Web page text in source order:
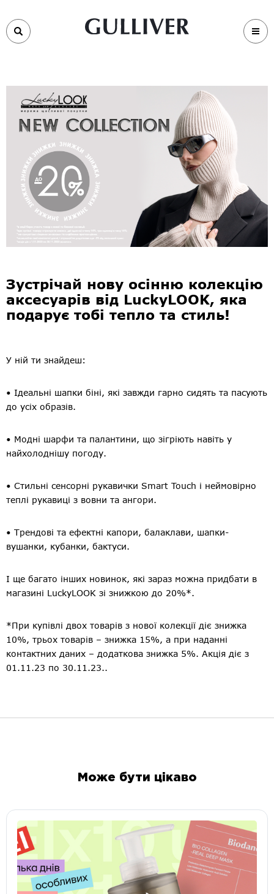
Зустрічай нову осінню колекцію
аксесуарів від LuckyLOOK, яка
подарує тобі тепло та стиль!
У ній ти знайдеш:
• Ідеальні шапки біні, які завжди гарно сидять та пасують
до усіх образів.
• Модні шарфи та палантини, що зігріють навіть у
найхолоднішу погоду.
• Стильні сенсорні рукавички Smart Touch і неймовірно
теплі рукавиці з вовни та ангори.
• Трендові та ефектні капори, балаклави, шапки-
вушанки, кубанки, бактуси.
І ще багато інших новинок, які зараз можна придбати в
магазині LuckyLOOK зі знижкою до 20%*.
*При купівлі двох товарів з нової колекції діє знижка
10%, трьох товарів – знижка 15%, а при наданні
контактних даних – додаткова знижка 5%. Акція діє з
01.11.23 по 30.11.23..
Може бути цікаво